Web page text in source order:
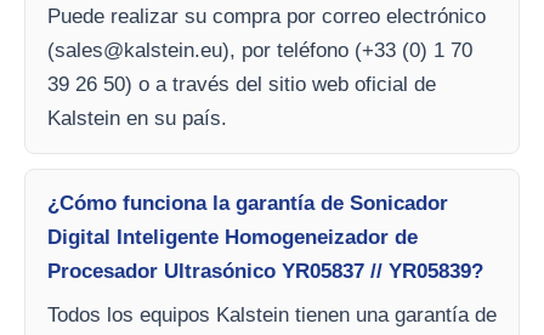
Puede realizar su compra por correo electrónico
(sales@kalstein.eu), por teléfono (+33 (0) 1 70
39 26 50) o a través del sitio web oficial de
Kalstein en su país.
¿Cómo funciona la garantía de Sonicador
Digital Inteligente Homogeneizador de
Procesador Ultrasónico YR05837 // YR05839?
Todos los equipos Kalstein tienen una garantía de